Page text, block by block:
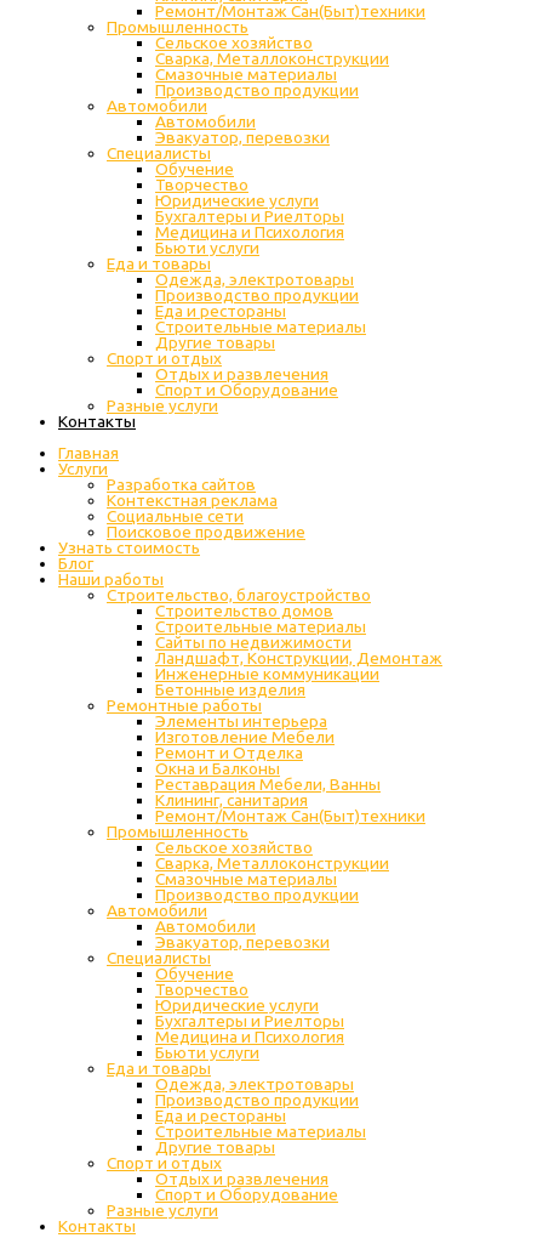
Ремонт/Монтаж Сан(Быт)техники
Промышленность
Cельское хозяйство
Сварка, Металлоконструкции
Cмазочные материалы
Производство продукции
Автомобили
Автомобили
Эвакуатор, перевозки
Специалисты
Обучение
Творчество
Юридические услуги
Бухгалтеры и Риелторы
Медицина и Психология
Бьюти услуги
Еда и товары
Одежда, электротовары
Производство продукции
Еда и рестораны
Строительные материалы
Другие товары
Спорт и отдых
Отдых и развлечения
Спорт и Оборудование
Разные услуги
Контакты
Главная
Услуги
Разработка сайтов
Контекстная реклама
Социальные сети
Поисковое продвижение
Узнать стоимость
Блог
Наши работы
Строительство, благоустройство
Строительство домов
Строительные материалы
Сайты по недвижимости
Ландшафт, Конструкции, Демонтаж
Инженерные коммуникации
Бетонные изделия
Ремонтные работы
Элементы интерьера
Изготовление Мебели
Ремонт и Отделка
Окна и Балконы
Реставрация Мебели, Ванны
Клининг, санитария
Ремонт/Монтаж Сан(Быт)техники
Промышленность
Cельское хозяйство
Сварка, Металлоконструкции
Cмазочные материалы
Производство продукции
Автомобили
Автомобили
Эвакуатор, перевозки
Специалисты
Обучение
Творчество
Юридические услуги
Бухгалтеры и Риелторы
Медицина и Психология
Бьюти услуги
Еда и товары
Одежда, электротовары
Производство продукции
Еда и рестораны
Строительные материалы
Другие товары
Спорт и отдых
Отдых и развлечения
Спорт и Оборудование
Разные услуги
Контакты